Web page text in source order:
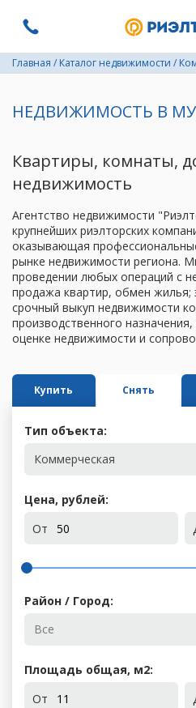
Главная / Каталог недвижимости /
НЕДВИЖИМОСТЬ В
Квартиры, комнаты,
недвижимость
Агентство недвижимости
крупнейших риэлторских
оказывающая
рынке недвижимости региона.
проведении любых операций с
продажа квартир, обмен жилья;
срочный выкуп недвижимости
производственного
оценке недвижимости и
Купить Снять
Тип объекта:
Коммерческая
Цена, рублей:
От
Район / Город:
Площадь общая, м2:
От